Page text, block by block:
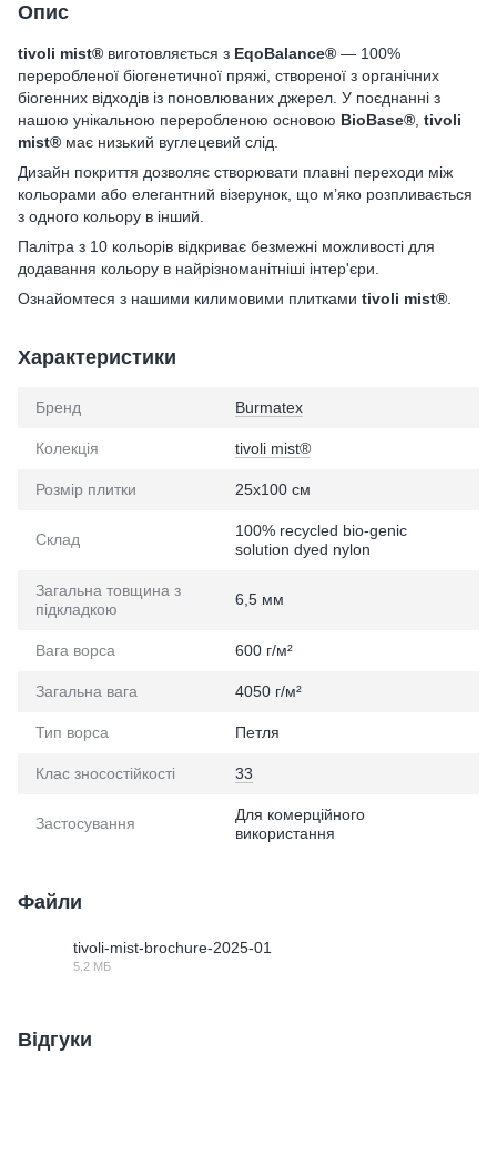
Опис
tivoli mist® виготовляється з EqoBalance® — 100%
переробленої біогенетичної пряжі, створеної з органічних
біогенних відходів із поновлюваних джерел. У поєднанні з
нашою унікальною переробленою основою BioBase® tivoli
mist® має низький вуглецевий слід.
Дизайн покриття дозволяє створювати плавні переходи між
кольорами або елегантний візерунок, що м’яко розпливається
з одного кольору в інший.
Палітра з 10 кольорів відкриває безмежні можливості для
додавання кольору в найрізноманітніші інтер'єри.
Ознайомтеся з нашими килимовими плитками tivoli mist®
Характеристики
Бренд Burmatex
Колекція tivoli mist®
Розмір плитки 25х100 см
Склад
100% recycled bio-genic
solution dyed nylon
Загальна товщина з
підкладкою
6,5 мм
Вага ворса 600 г/м²
Загальна вага 4050 г/м²
Тип ворса Петля
Клас зносостійкості 33
Застосування
Для комерційного
використання
Файли
tivoli-mist-brochure-2025-01
5.2 МБ
Відгуки